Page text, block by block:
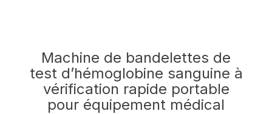
Machine de bandelettes de
test d’hémoglobine sanguine à
vérification rapide portable
pour équipement médical